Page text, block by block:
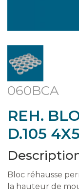
060BCA
REH.
D.105
Bloc réhausse
la hauteur de